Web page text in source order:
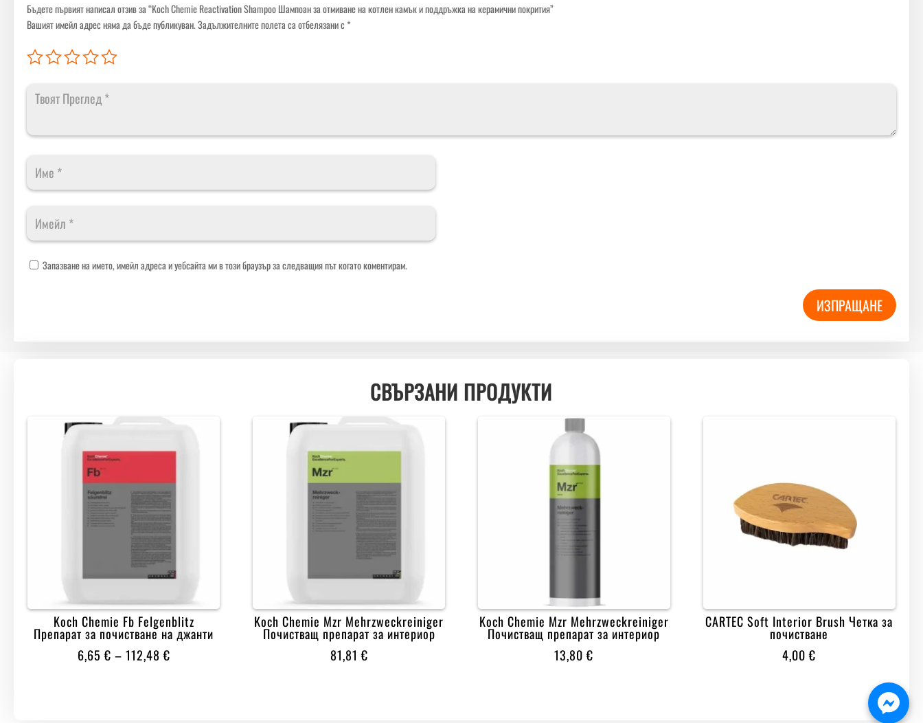
Бъдете първият написал отзив за “Koch Chemie Reactivation Shampoo Шампоан за отмиване на котлен камък и поддръжка на керамични покрития”
Вашият имейл адрес няма да бъде публикуван.Задължителните полета са отбелязани с*
Запазване на името, имейл адреса и уебсайта ми в този браузър за следващия път когато коментирам.
ИЗПРАЩАНЕ
СВЪРЗАНИ ПРОДУКТИ
Koch Chemie Fb Felgenblitz
Препарат за почистване на джанти
6,65€ – 112,48€PRICE
Koch Chemie Mzr Mehrzweckreiniger
Почистващ препарат за интериор
81,81€
Koch Chemie Mzr Mehrzweckreiniger
Почистващ препарат за интериор
13,80€
CARTEC Soft Interior Brush Четка за
почистване
4,00€